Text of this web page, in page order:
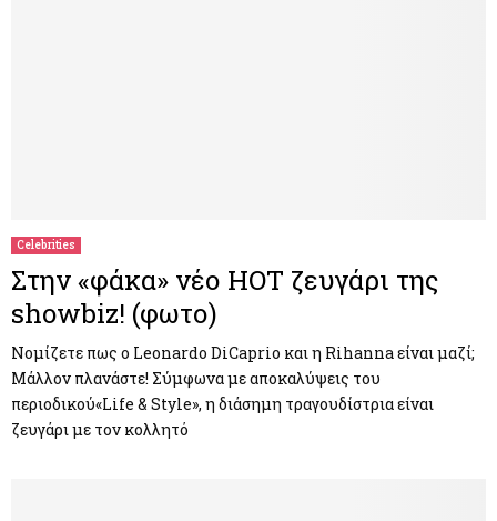
Celebrities
Στην «φάκα» νέο HOT ζευγάρι της
showbiz! (φωτο)
Νομίζετε πως ο Leonardo DiCaprio και η Rihanna είναι μαζί;
Μάλλον πλανάστε! Σύμφωνα με αποκαλύψεις του
περιοδικού«Life & Style», η διάσημη τραγουδίστρια είναι
ζευγάρι με τον κολλητό